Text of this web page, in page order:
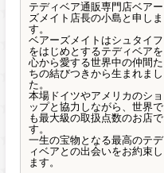
テディベア通販専門店ベアー
ズメイト店長の小島と申しま
す。
ベアーズメイトはシュタイフ
をはじめとするテディベアを
心から愛する世界中の仲間た
ちの結びつきから生まれまし
た。
本場ドイツやアメリカのショ
ップと協力しながら、世界で
も最大級の取扱点数のお店で
す。
一生の宝物となる最高のテデ
ィベアとの出会いをお約束し
ます。